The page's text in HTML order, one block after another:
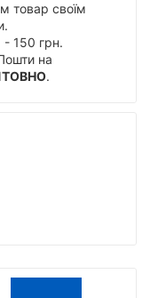
товар своїм
- 150 грн.
на
.